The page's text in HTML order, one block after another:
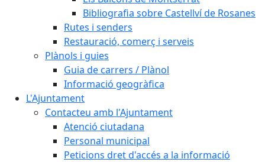
Bibliografia sobre Castellví de Rosanes
Rutes i senders
Restauració, comerç i serveis
Plànols i guies
Guia de carrers / Plànol
Informació geogràfica
L'Ajuntament
Contacteu amb l'Ajuntament
Atenció ciutadana
Personal municipal
Peticions dret d'accés a la informació